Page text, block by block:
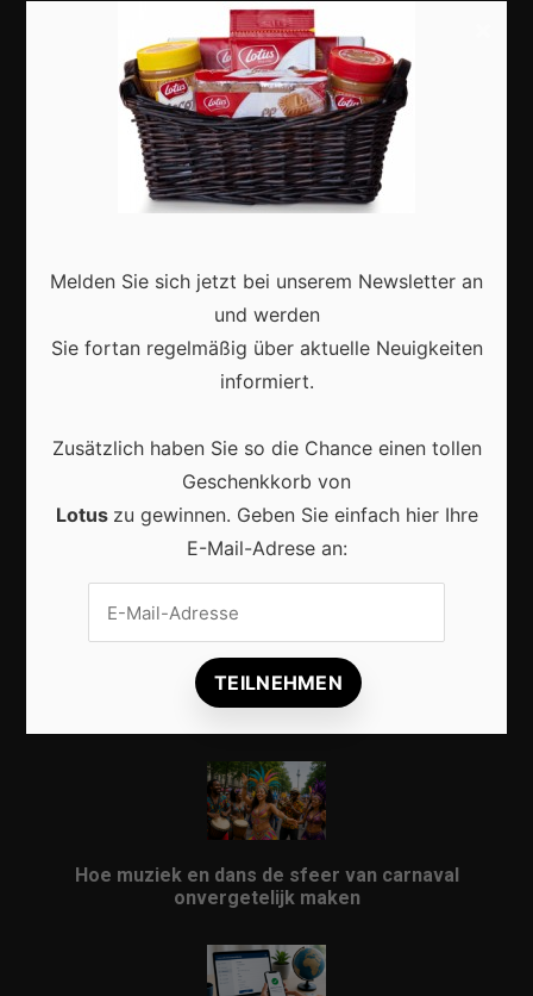
Karneval in Deutschland: Traditionen, Kostüme und
moderne Feierkultur
Karneval in Berlin erleben: Kreativität, Kultur und
Gemeinschaft auf einzigartige Weise entdecken
Vrijwilligers maken van carnaval een onvergetelijk
evenement
Hoe muziek en dans de sfeer van carnaval
onvergetelijk maken
Melden Sie sich jetzt bei unserem Newsletter an
und werden
Sie fortan regelmäßig über aktuelle Neuigkeiten
informiert.
Zusätzlich haben Sie so die Chance einen tollen
Geschenkkorb von
Lotus zu gewinnen. Geben Sie einfach hier Ihre
E-Mail-Adrese an: